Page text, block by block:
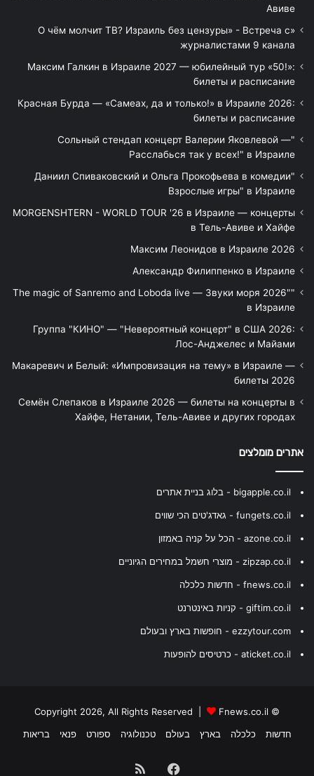
Авиве
«О чём молчит ТВ? Израиль без цензуры» - Встреча с
журналистами 9 канала
Максим Галкин в Израиле 2027 — юбилейный тур «50!»:
билеты и расписание
Красная Бурда — «Самеах, да и только!» в Израиле 2026:
билеты и расписание
"Сольный стендап концерт Валерии Яковлевой —
Расслабься так у всех!" в Израиле
"Даниил Спиваковский и Ольга Прокофьева в комедии
Взрослые игры" в Израиле
MORGENSHTERN - WORLD TOUR '26 в Израиле — концерты
в Тель-Авиве и Хайфе
Максим Леонидов в Израиле 2026
Александр Филиппенко в Израиле
"The magic of Sanremo and Loboda live — Звуки моря 2026"
в Израиле
Группа "КИНО" — "Невероятный концерт" в США 2026:
Лос-Анджелес и Майами
Макаревич и Белый: «Импровизация на тему» в Израиле —
билеты 2026
Семён Слепаков в Израиле 2026 — билеты на концерты в
Хайфе, Нетании, Тель-Авиве и других городах
אתרים מומלצים
bigapple.co.il - בלוג בניית אתרים
fungets.co.il - גאדג'טים הכי שווים
azone.co.il - הכל על קניה באמזון
zipzap.co.il - מוצרי חשמל במחירים הגיוניים
fnews.co.il - חדשות כלכלה
giftim.co.il - קניות באינטרנט
ezzytour.com - חופשות בארץ ובעולם
aticket.co.il - כרטיסים להופעות
© Copyright 2026, All Rights Reserved |
Fnews.co.il
חדשות
כלכלה בארץ בעולם טכנולוגיה ספורט פנאי בריאות
Facebook